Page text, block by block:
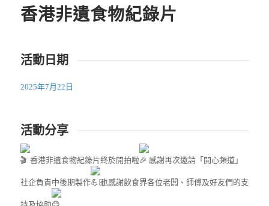
香港非遺食物紀錄片
活動日期
2025年7月22日
活動分享
香港非遺食物紀錄片終於開拍啦
感謝再次邀請「開心頻道」
社企負責中後期製作
也感謝飲食界各位老闆、師傅及好友們的支